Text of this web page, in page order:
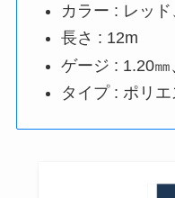
カラー : レッ
長さ : 12m
ゲージ : 1.20
タイプ : ポリ